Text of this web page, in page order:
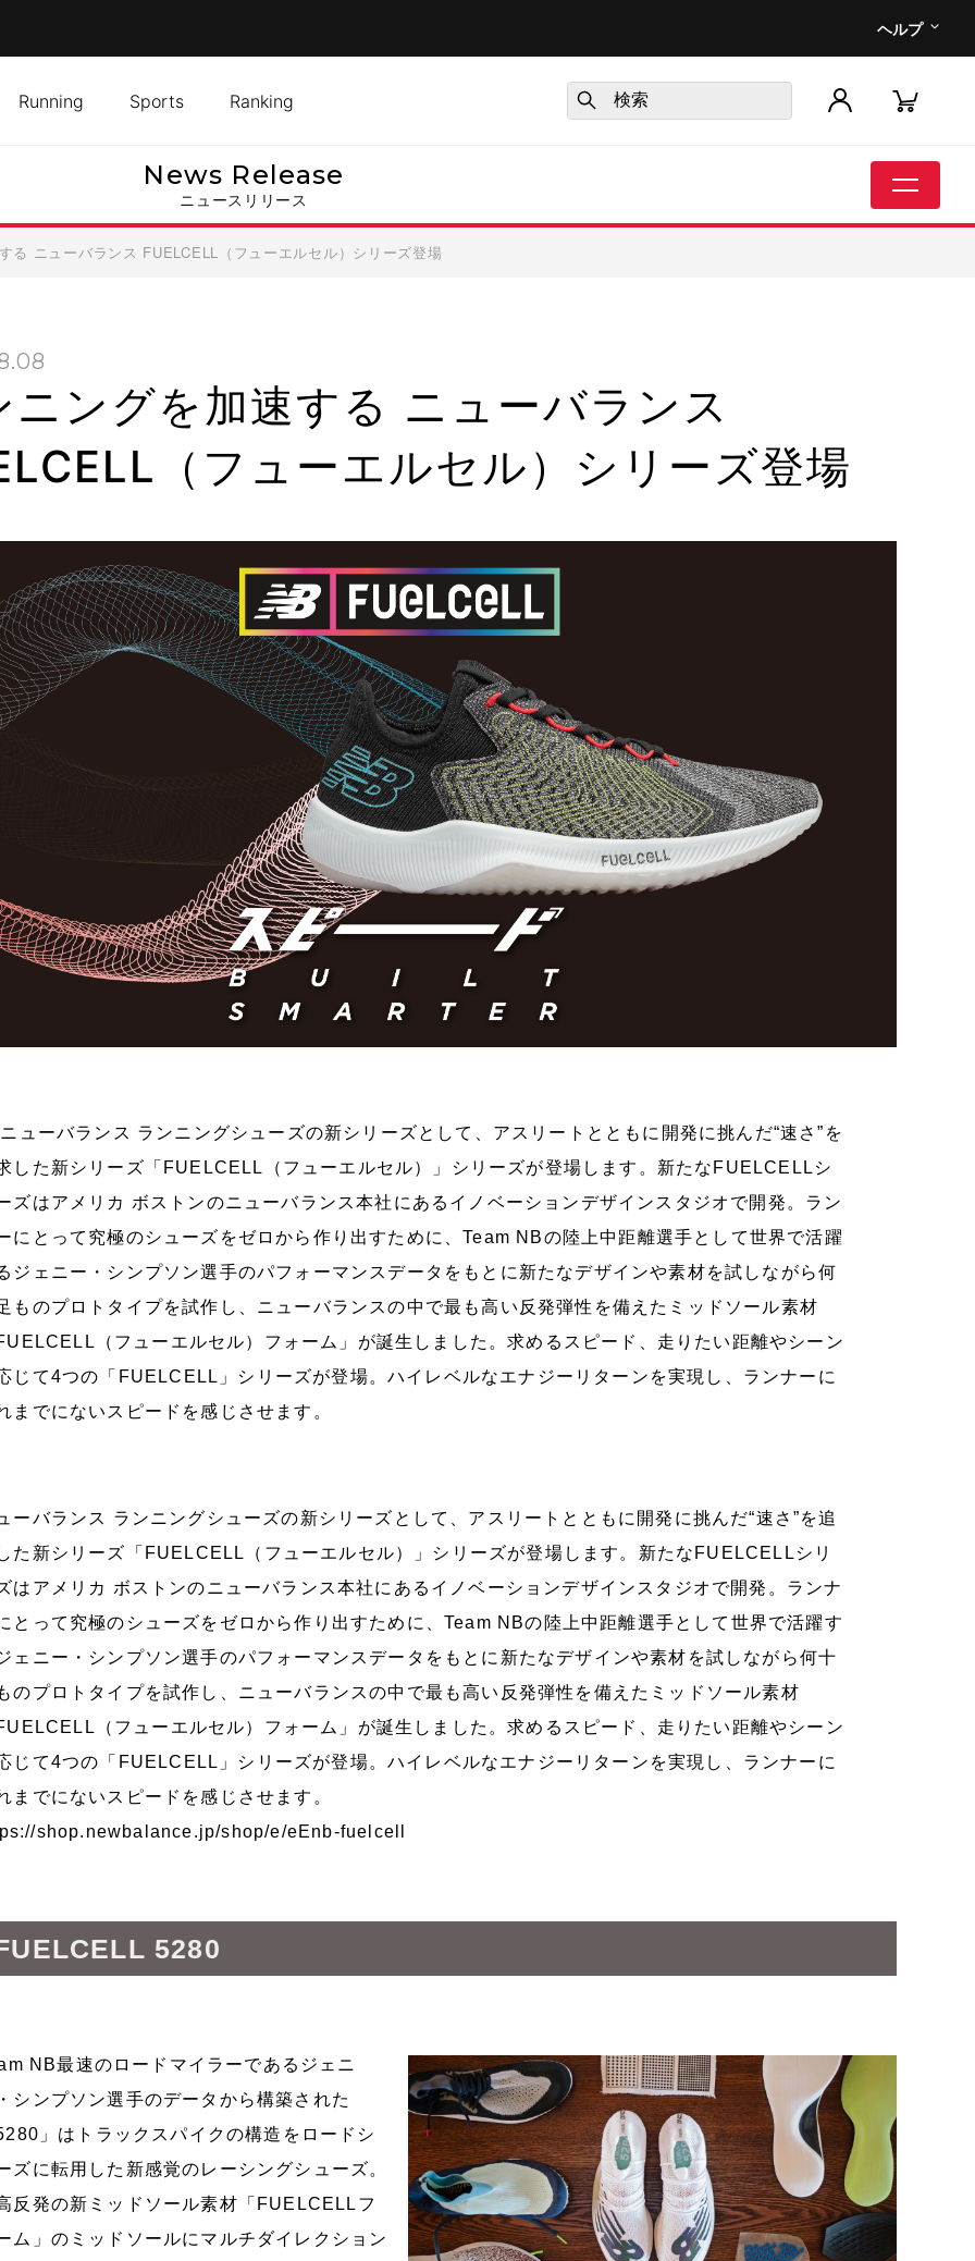
ヘルプ
Running Sports Ranking
News Release
ニュースリリース
る ニューバランス FUELCELL（フューエルセル）シリーズ登場
ニングを加速する ニューバランス
（フューエルセル）シリーズ登場
ーバランス ランニングシューズの新シリーズとして、アスリートとともに開発に挑んだ“速さ”を
した新シリーズ「FUELCELL（フューエルセル）」シリーズが登場します。新たなFUELCELLシ
ズはアメリカ ボストンのニューバランス本社にあるイノベーションデザインスタジオで開発。ラン
にとって究極のシューズをゼロから作り出すために、Team NBの陸上中距離選手として世界で活躍
ジェニー・シンプソン選手のパフォーマンスデータをもとに新たなデザインや素材を試しながら何
ものプロトタイプを試作し、ニューバランスの中で最も高い反発弾性を備えたミッドソール素材
（フューエルセル）フォーム」が誕生しました。求めるスピード、走りたい距離やシーン
じて4つの「FUELCELL」シリーズが登場。ハイレベルなエナジーリターンを実現し、ランナーに
までにないスピードを感じさせます。
ーバランス ランニングシューズの新シリーズとして、アスリートとともに開発に挑んだ“速さ”を追
た新シリーズ「FUELCELL（フューエルセル）」シリーズが登場します。新たなFUELCELLシリ
はアメリカ ボストンのニューバランス本社にあるイノベーションデザインスタジオで開発。ランナ
とって究極のシューズをゼロから作り出すために、Team NBの陸上中距離選手として世界で活躍す
ェニー・シンプソン選手のパフォーマンスデータをもとに新たなデザインや素材を試しながら何十
のプロトタイプを試作し、ニューバランスの中で最も高い反発弾性を備えたミッドソール素材
（フューエルセル）フォーム」が誕生しました。求めるスピード、走りたい距離やシーン
じて4つの「FUELCELL」シリーズが登場。ハイレベルなエナジーリターンを実現し、ランナーに
までにないスピードを感じさせます。
shop.newbalance.jp/shop/e/eEnb-fuelcell
5280
NB最速のロードマイラーであるジェニ
シンプソン選手のデータから構築された
」はトラックスパイクの構造をロードシ
ズに転用した新感覚のレーシングシューズ。
反発の新ミッドソール素材「FUELCELLフ
ム」のミッドソールにマルチダイレクション